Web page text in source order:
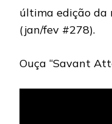
última edição da
(jan/fev #278).
Ouça “Savant